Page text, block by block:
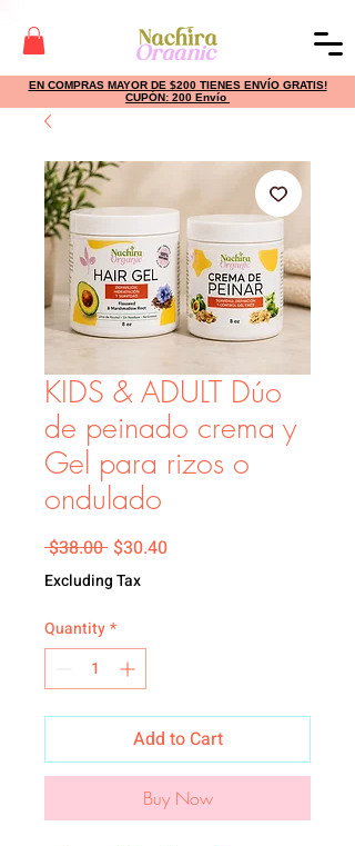
EN COMPRAS MAYOR DE $200 TIENES ENVÍO GRATIS!
CUPÓN: 200 Envío
KIDS & ADULT Dúo
de peinado crema y
Gel para rizos o
ondulado
$38.00 Regular Price
$30.40Sale Price
Excluding Tax
Quantity*
Add to Cart
Buy Now